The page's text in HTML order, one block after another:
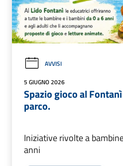
AVVISI
5 GIUGNO 2026
Spazio gioco al
parco.
Iniziative rivolte a
anni